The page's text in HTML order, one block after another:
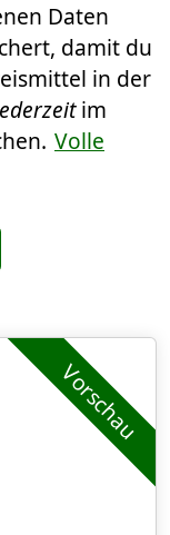
Daten
damit du
in der
im
Volle
Vorschau